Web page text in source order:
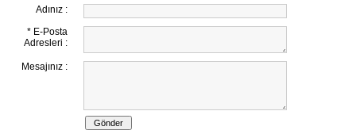
Adınız :
* E-Posta
Adresleri :
Mesajınız :